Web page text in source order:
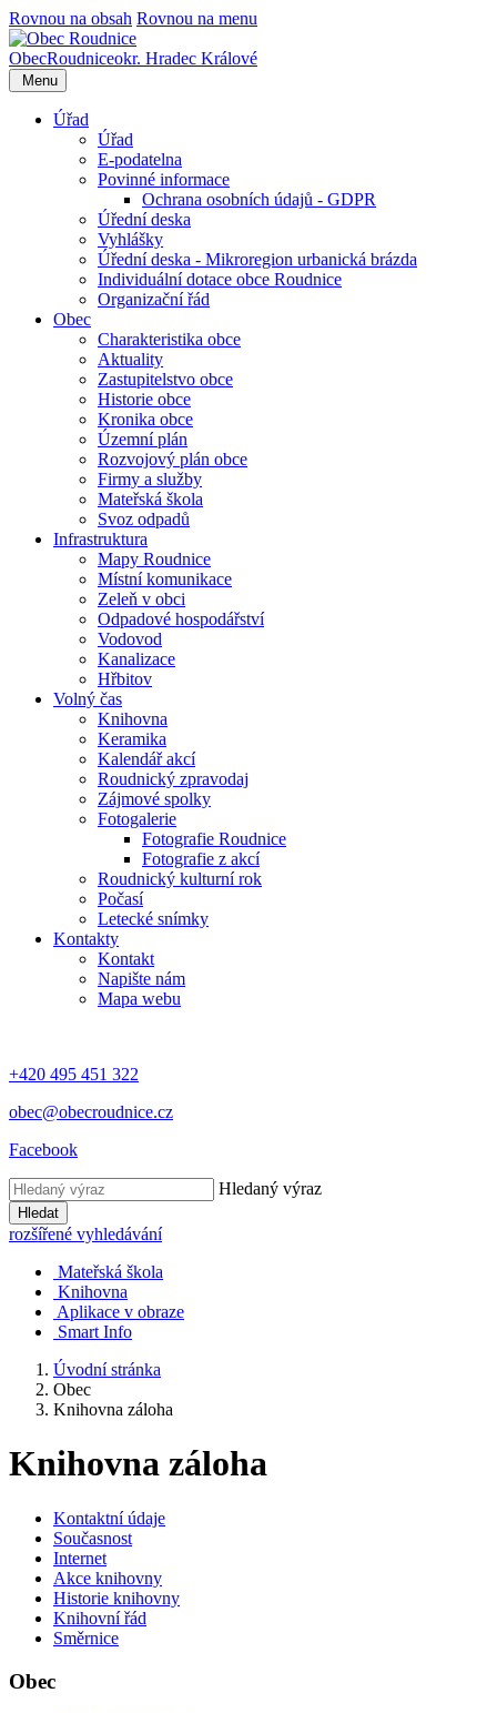
Rovnou na obsah Rovnou na menu
ObecRoudniceokr. Hradec Králové
Menu
Úřad
Úřad
E-podatelna
Povinné informace
Ochrana osobních údajů - GDPR
Úřední deska
Vyhlášky
Úřední deska - Mikroregion urbanická brázda
Individuální dotace obce Roudnice
Organizační řád
Obec
Charakteristika obce
Aktuality
Zastupitelstvo obce
Historie obce
Kronika obce
Územní plán
Rozvojový plán obce
Firmy a služby
Mateřská škola
Svoz odpadů
Infrastruktura
Mapy Roudnice
Místní komunikace
Zeleň v obci
Odpadové hospodářství
Vodovod
Kanalizace
Hřbitov
Volný čas
Knihovna
Keramika
Kalendář akcí
Roudnický zpravodaj
Zájmové spolky
Fotogalerie
Fotografie Roudnice
Fotografie z akcí
Roudnický kulturní rok
Počasí
Letecké snímky
Kontakty
Kontakt
Napište nám
Mapa webu
+420 495 451 322
obec@obecroudnice.cz
Facebook
Hledaný výraz
Hledat
rozšířené vyhledávání
Mateřská škola
Knihovna
Aplikace v obraze
Smart Info
Úvodní stránka
Obec
Knihovna záloha
Knihovna záloha
Kontaktní údaje
Současnost
Internet
Akce knihovny
Historie knihovny
Knihovní řád
Směrnice
Obec